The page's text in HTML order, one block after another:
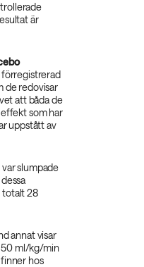
är
förregistrerad
de redovisar
att båda de
som har
uppstått av
slumpade
totalt 28
annat visar
50 ml/kg/min
hos